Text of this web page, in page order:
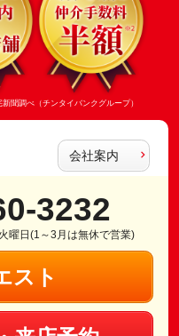
聞調べ（チンタイバンクグループ）
会社案内
3232
曜日(1～3月は無休で営業)
スト